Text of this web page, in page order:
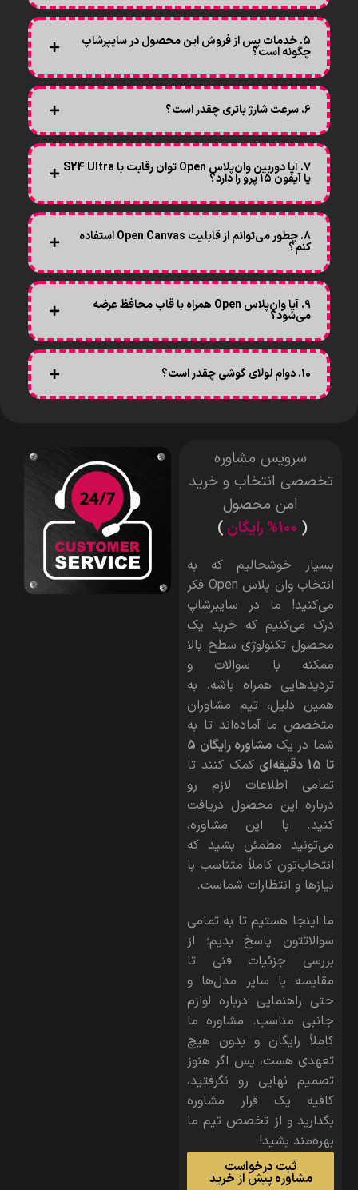
۵. خدمات پس از فروش این محصول در سایپرشاپ
چگونه است؟
۶. سرعت شارژ باتری چقدر است؟
۷. آیا دوربین وان‌پلاس Open توان رقابت با S24 Ultra
یا آیفون ۱۵ پرو را دارد؟
۸. چطور می‌توانم از قابلیت Open Canvas استفاده
کنم؟
۹. آیا وان‌پلاس Open همراه با قاب محافظ عرضه
می‌شود؟
۱۰. دوام لولای گوشی چقدر است؟
سرویس مشاوره
تخصصی انتخاب و خرید
امن محصول
( %100 رایگان )
بسیار خوشحالیم که به
انتخاب وان پلاس Open فکر
می‌کنید! ما در سایبرشاپ
درک می‌کنیم که خرید یک
محصول تکنولوژی سطح بالا
ممکنه با سوالات و
تردیدهایی همراه باشه. به
همین دلیل، تیم مشاوران
متخصص ما آماده‌اند تا به
شما در یک
مشاوره رایگان 5
تا 15 دقیقه‌ای
کمک کنند تا
تمامی اطلاعات لازم رو
درباره این محصول دریافت
کنید. با این مشاوره،
می‌تونید مطمئن بشید که
انتخاب‌تون کاملاً متناسب با
نیازها و انتظارات شماست.
ما اینجا هستیم تا به تمامی
سوالاتتون پاسخ بدیم؛ از
بررسی جزئیات فنی تا
مقایسه با سایر مدل‌ها و
حتی راهنمایی درباره لوازم
جانبی مناسب. مشاوره ما
کاملاً رایگان و بدون هیچ
تعهدی هست، پس اگر هنوز
تصمیم نهایی رو نگرفتید،
کافیه یک قرار مشاوره
بگذارید و از تخصص تیم ما
بهره‌مند بشید!
ثبت درخواست
مشاوره پیش از خرید